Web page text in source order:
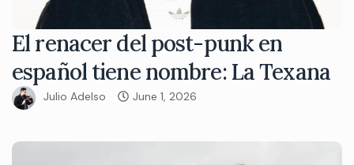
El renacer del post-punk en
español tiene nombre: La Texana
Julio Adelso June 1, 2026